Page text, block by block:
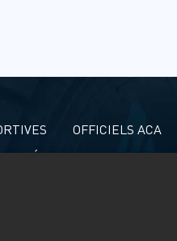
OFFICIELS ACA
DE PRESSE